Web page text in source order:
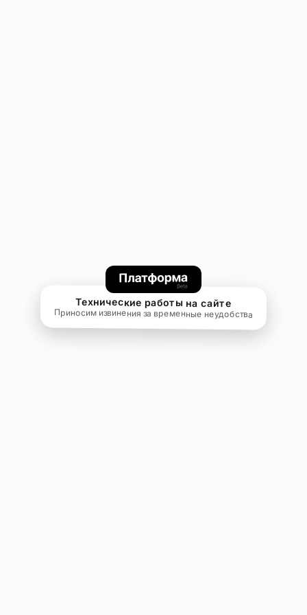
Технические работы на сайте
Приносим извинения за временные неудобства